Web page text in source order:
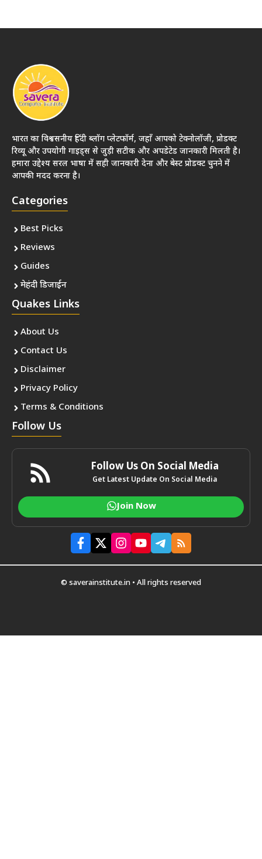
भारत का विश्वसनीय हिंदी ब्लॉग प्लेटफॉर्म, जहाँ आपको टेक्नोलॉजी, प्रोडक्ट
रिव्यू और उपयोगी गाइड्स से जुड़ी सटीक और अपडेटेड जानकारी मिलती है।
हमारा उद्देश्य सरल भाषा में सही जानकारी देना और बेस्ट प्रोडक्ट चुनने में
आपकी मदद करना है।
Categories
Best Picks
Reviews
Guides
मेहंदी डिजाईन
Quakes Links
About Us
Contact Us
Disclaimer
Privacy Policy
Terms & Conditions
Follow Us
Follow Us On Social Media
Get Latest Update On Social Media
Join Now
© saverainstitute.in • All rights reserved